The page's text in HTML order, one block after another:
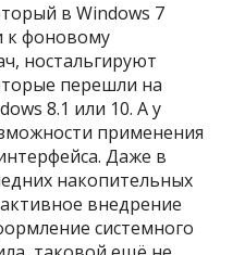
в Windows 7
к фоновому
ностальгируют
перешли на
8.1 или 10. А у
применения
Даже в
накопительных
внедрение
системного